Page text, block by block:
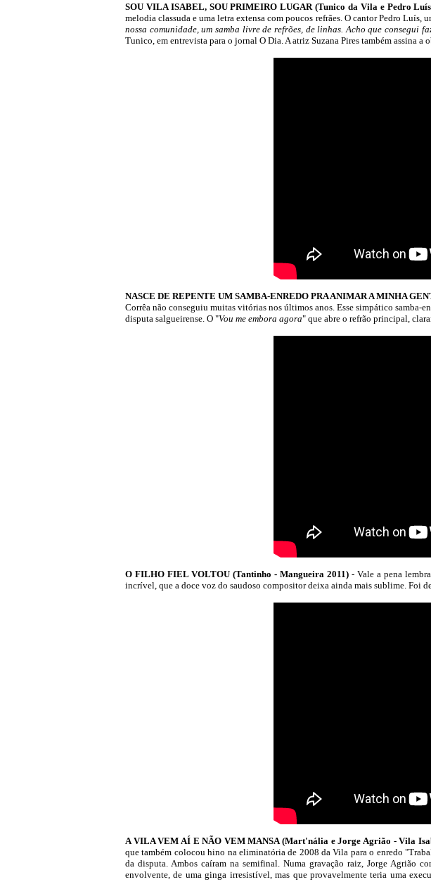
SOU VILA ISABEL, SOU PRIMEIRO LUGAR (Tunico da Vila e Pedro
melodia classuda e uma letra extensa com poucos refrães. O cantor Pedro Luís,
nossa comunidade, um samba livre de refrões, de linhas. Acho que
Tunico, em entrevista para o jornal O Dia. A atriz Suzana Pires também assina a
NASCE DE REPENTE UM SAMBA-ENREDO PRA ANIMAR A MINHA
Corrêa não conseguiu muitas vitórias nos últimos anos. Esse simpático samba-
disputa salgueirense. O "Vou me embora agora" que abre o refrão principal,
O FILHO FIEL VOLTOU (Tantinho - Mangueira 2011) - Vale a pena
incrível, que a doce voz do saudoso compositor deixa ainda mais sublime. Foi
A VILA VEM AÍ E NÃO VEM MANSA (Mart'nália e Jorge Agrião - Vila
que também colocou hino na eliminatória de 2008 da Vila para o enredo
da disputa. Ambos caíram na semifinal. Numa gravação raiz, Jorge Agrião
envolvente, de uma ginga irresistível, mas que provavelmente teria uma